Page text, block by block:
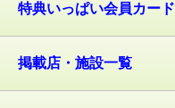
特典いっぱい会員カード
掲載店・施設一覧